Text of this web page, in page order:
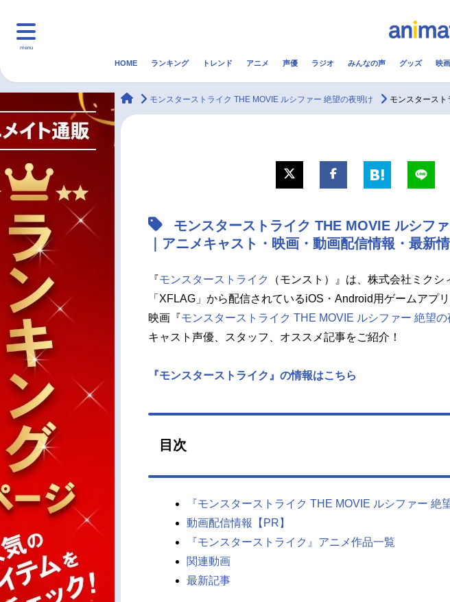
menu
マンガ・ラノベ
声優記事一覧
アニメ映画一覧
男性声優/女性声優
HOME ランキング トレンド アニメ 声優 ラジオ みんなの声 グッズ 映画
animateTimes
モンスターストライク THE MOVIE ルシファー 絶望の夜明け モンスタースト
モンスターストライク THE MOVIE ルシフ
｜アニメキャスト・映画・動画配信情報・最新
『モンスターストライク
（モンスト）』は、株式会社ミクシ
「XFLAG」から配信されているiOS・Android用ゲームアプ
映画『モンスターストライク THE MOVIE ルシファー 絶望の
キャスト声優、スタッフ、オススメ記事をご紹介！
『モンスターストライク』の情報はこちら
目次
『モンスターストライク THE MOVIE ルシファー 絶
動画配信情報【PR】
『モンスターストライク』アニメ作品一覧
関連動画
最新記事